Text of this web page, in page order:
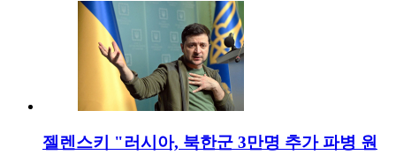
젤렌스키 "러시아, 북한군 3만명 추가 파병 원